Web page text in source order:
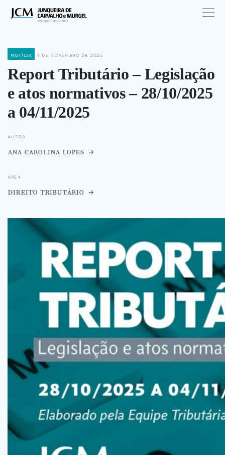
notícia 4 de novembro de 2025
Report Tributário – Legislação
e atos normativos – 28/10/2025
a 04/11/2025
autor
ana carolina lopes
área
direito tributário